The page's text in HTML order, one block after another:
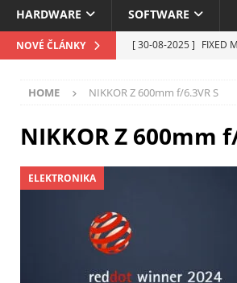
HARDWARE SOFTWARE
NOVÉ ČLÁNKY [ 30-08-2025 ] FIXED
[ 14-05-2025 ] Genius
kanceláře i
pizzerii
HOME NIKKOR Z 600mm f/6.3VR S
NIKKOR Z 600mm
ELEKTRONIKA